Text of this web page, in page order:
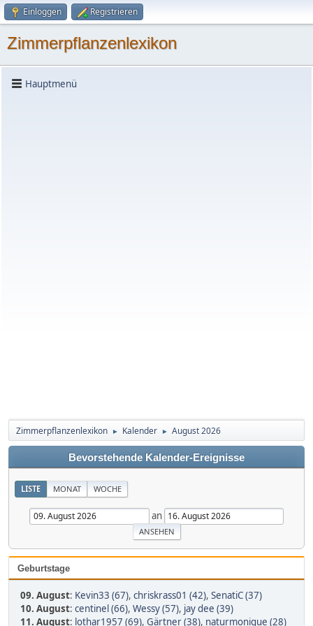
Einloggen Registrieren
Zimmerpflanzenlexikon
Hauptmenü
Zimmerpflanzenlexikon ► Kalender ► August 2026
Bevorstehende Kalender-Ereignisse
LISTE MONAT WOCHE
an
Geburtstage
09. August: Kevin33 (67), chriskrass01 (42), SenatiC (37)
10. August: centinel (66), Wessy (57), jay dee (39)
11. August: lothar1957 (69), Gärtner (38), naturmonique (28)